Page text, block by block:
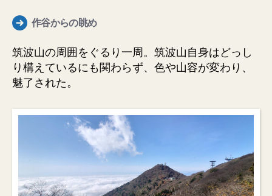
作谷からの眺め
筑波山の周囲をぐるり一周。筑波山自身はどっし
り構えているにも関わらず、色や山容が変わり、
魅了された。